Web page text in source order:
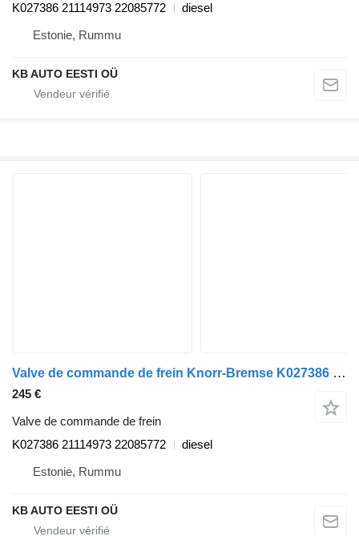
K027386 21114973 22085772
diesel
Estonie, Rummu
KB AUTO EESTI OÜ
Valve de commande de frein Knorr-Bremse K027386 pour camion Volvo FH, FM, FMX-4 series (2013-)
245 €
Valve de commande de frein
K027386 21114973 22085772
diesel
Estonie, Rummu
KB AUTO EESTI OÜ